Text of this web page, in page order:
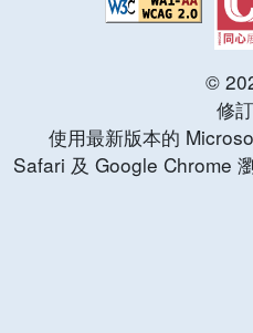
©
修
使用最新版本的
Safari 及 Google Chrome